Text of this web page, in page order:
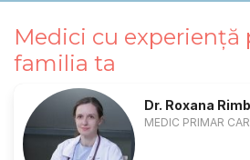
Medici cu experiență
familia ta
Dr. Roxana
MEDIC PRIMAR